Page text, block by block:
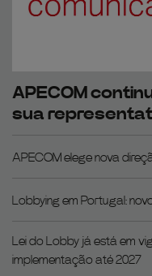
APECOM
sua
APECOM elege nova
Lobbying em Portugal:
Lei do Lobby já está em
implementação até 2027